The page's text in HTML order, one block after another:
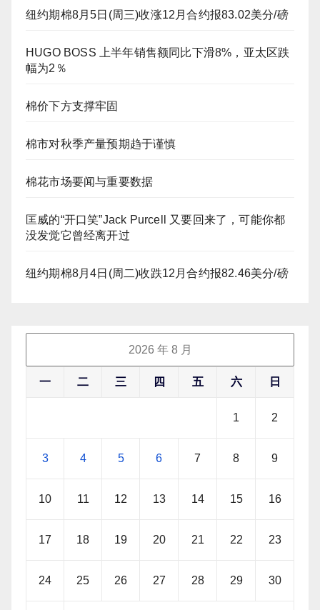
纽约期棉8月5日(周三)收涨12月合约报83.02美分/磅
HUGO BOSS 上半年销售额同比下滑8%，亚太区跌
幅为2％
棉价下方支撑牢固
棉市对秋季产量预期趋于谨慎
棉花市场要闻与重要数据
匡威的“开口笑”Jack Purcell 又要回来了，可能你都
没发觉它曾经离开过
纽约期棉8月4日(周二)收跌12月合约报82.46美分/磅
2026 年 8 月
一 二 三 四 五 六 日
1 2
3 4 5 6 7 8 9
10 11 12 13 14 15 16
17 18 19 20 21 22 23
24 25 26 27 28 29 30